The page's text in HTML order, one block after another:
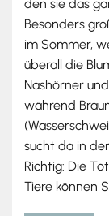
den sie das
Besonders
im Sommer,
überall die
Nashörner
während
sucht da in
Richtig: Die
Tiere können